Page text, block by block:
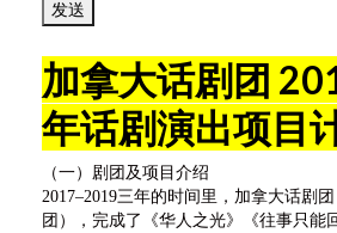
加拿大话剧团
年话剧演出项目
（一）剧团及项目介绍
2017–2019三年的时间里，加拿大话剧
团），完成了《华人之光》《往事只能